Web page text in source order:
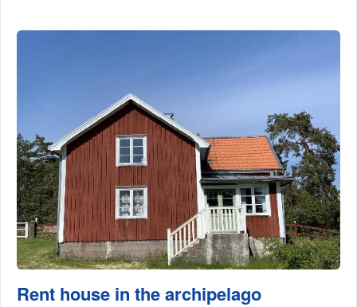
Rent house in the archipelago